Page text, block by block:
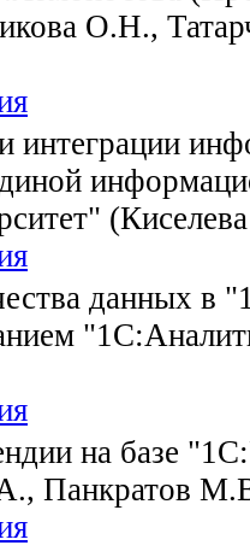
О.Н.,
интеграции
данных в
на базе
Панкратов